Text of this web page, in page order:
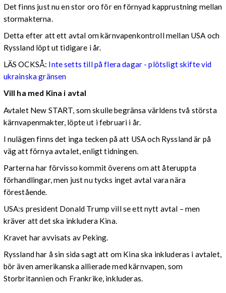
Det finns just nu en stor oro för en förnyad kapprustning mellan
stormakterna.
Detta efter att ett avtal om kärnvapenkontroll mellan USA och
Ryssland löpt ut tidigare i år.
LÄS OCKSÅ: Inte setts till på flera dagar - plötsligt skifte vid
ukrainska gränsen
Vill ha med Kina i avtal
Avtalet New START, som skulle begränsa världens två största
kärnvapenmakter, löpte ut i februari i år.
I nulägen finns det inga tecken på att USA och Ryssland är på
väg att förnya avtalet, enligt tidningen.
Parterna har förvisso kommit överens om att återuppta
förhandlingar, men just nu tycks inget avtal vara nära
förestående.
USA:s president Donald Trump vill se ett nytt avtal – men
kräver att det ska inkludera Kina.
Kravet har avvisats av Peking.
Ryssland har å sin sida sagt att om Kina ska inkluderas i avtalet,
bör även amerikanska allierade med kärnvapen, som
Storbritannien och Frankrike, inkluderas.